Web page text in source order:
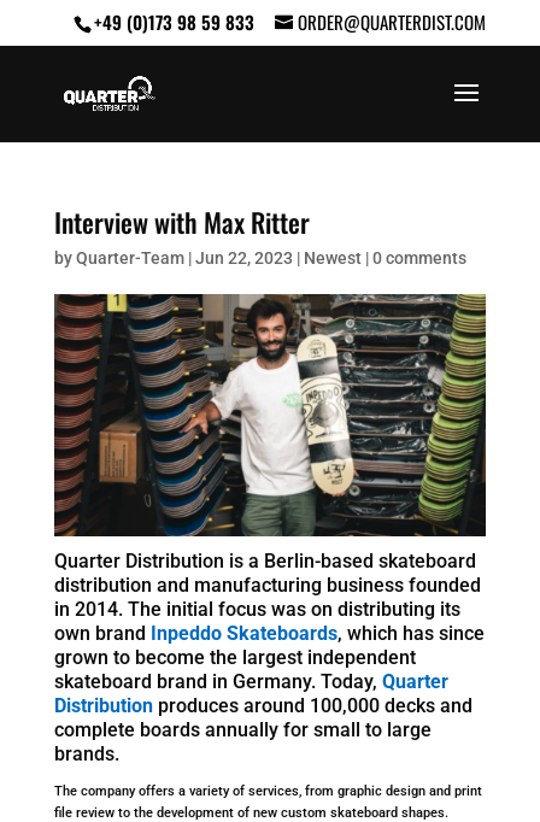
+49 (0)173 98 59 833 ORDER@QUARTERDIST.COM
Interview with Max Ritter
byQuarter-Team|Jun 22, 2023 | Newest|0 comments
Quarter Distribution is a Berlin-based skateboard
distribution and manufacturing business founded
in 2014. The initial focus was on distributing its
own brand Inpeddo Skateboards, which has since
grown to become the largest independent
skateboard brand in Germany. Today, Quarter
Distributionproduces around 100,000 decks and
complete boards annually for small to large
brands.
The company offers a variety of services, from graphic design and print
file review to the development of new custom skateboard shapes.